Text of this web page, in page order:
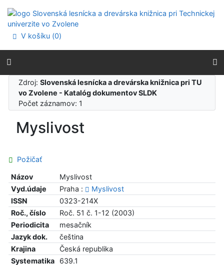
Prejsť na menu
Prehlásenie o webovej prístupnosti
V košíku (0)
Zdroj:Slovenská lesnícka a drevárska knižnica pri TU
vo Zvolene - Katalóg dokumentov SLDK
Počet záznamov: 1
Myslivost
Požičať
Názov
Myslivost
Vyd.údaje
Praha :
Myslivost
ISSN
0323-214X
Roč., číslo
Roč. 51 č. 1-12 (2003)
Periodicita
mesačník
Jazyk dok.
čeština
Krajina
Česká republika
Systematika
639.1